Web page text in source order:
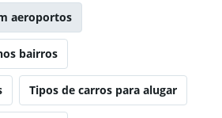
aeroportos
bairros
Tipos de carros para alugar